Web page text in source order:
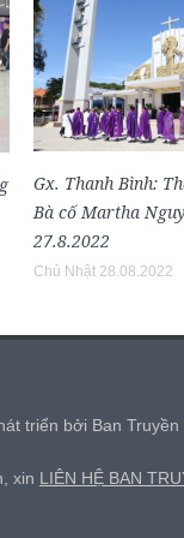
Gx. Thanh Bình:
Bà cố Martha
27.8.2022
Chủ Nhật 28.08.2022
triển bởi Ban
xin LIÊN HỆ BAN